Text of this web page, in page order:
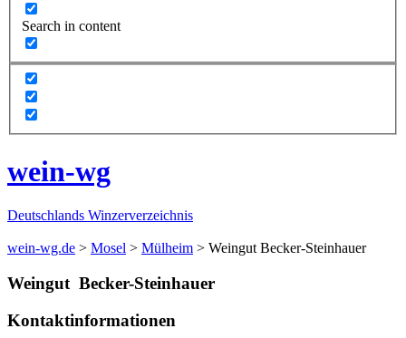
Search in content
wein-wg
Deutschlands Winzerverzeichnis
wein-wg.de > Mosel > Mülheim > Weingut Becker-Steinhauer
Weingut Becker-Steinhauer
Kontaktinformationen